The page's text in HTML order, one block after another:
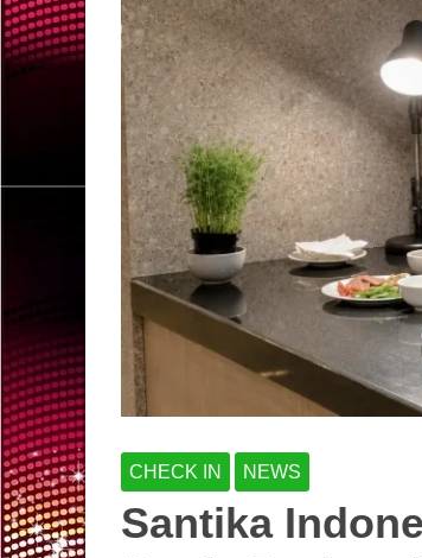
CHECK IN NEWS
Santika